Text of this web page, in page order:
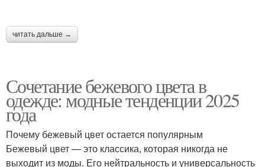
читать дальше →
Сочетание бежевого цвета в
одежде: модные тенденции 2025
года
Почему бежевый цвет остается популярным
Бежевый цвет — это классика, которая никогда не
выходит из моды. Его нейтральность и универсальность